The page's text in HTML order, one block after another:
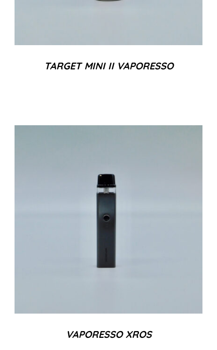
TARGET MINI II VAPORESSO
VAPORESSO XROS